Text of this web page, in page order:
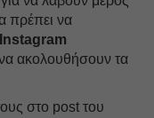
πρέπει να
Instagram
ακολουθήσουν τα
στο post του